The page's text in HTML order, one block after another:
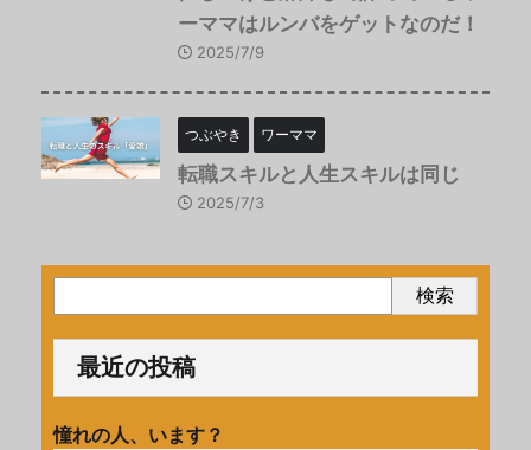
ーママはルンバをゲットなのだ！
2025/7/9
つぶやき ワーママ
転職スキルと人生スキルは同じ
2025/7/3
検索
最近の投稿
憧れの人、います？